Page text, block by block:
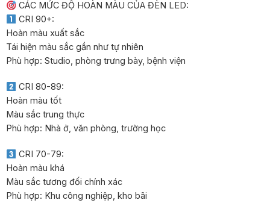
CÁC MỨC ĐỘ HOÀN MÀU CỦA ĐÈN LED:
CRI 90+:
Hoàn màu xuất sắc
Tái hiện màu sắc gần như tự nhiên
Phù hợp: Studio, phòng trưng bày, bệnh viện
CRI 80-89:
Hoàn màu tốt
Màu sắc trung thực
Phù hợp: Nhà ở, văn phòng, trường học
CRI 70-79:
Hoàn màu khá
Màu sắc tương đối chính xác
Phù hợp: Khu công nghiệp, kho bãi